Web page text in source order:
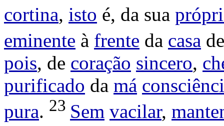
cortina, isto é, da sua
eminente à frente da casa
pois, de coração sincero,
purificado da má
pura. 23 Sem vacilar,